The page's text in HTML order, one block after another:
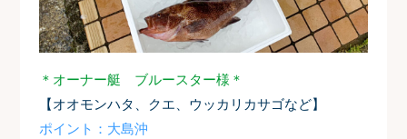
＊オーナー艇 ブルースター様＊
【オオモンハタ、クエ、ウッカリカサゴなど】
ポイント：大島沖